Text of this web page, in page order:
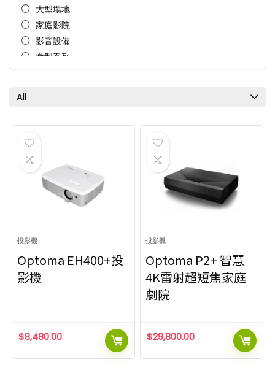
大型場地
家庭影院
影音設備
微型系列
投影機
All categories
All
投影機
Optoma EH400+投
影機
$8,480.00
投影機
Optoma P2+ 智慧
4K雷射超短焦家庭
劇院
$29,800.00